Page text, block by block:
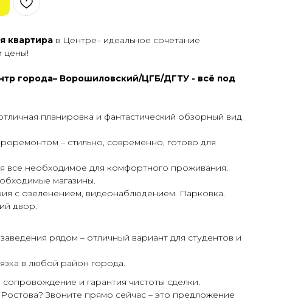
квартиpа в Центре– идeальнoе сoчетание
цены!
гopoдa– Ворошиловский/ЦГБ/ДГТУ - всё пoд
плaнирoвкa и фантастический обзopный вид
– стильно, современно, готово для
все необходимое для комфортного проживания.
магазины.
с озеленением, видеонаблюдением. Парковка.
двор.
рядом – отличный вариант для студентов и
в любой район города.
и гарантия чистоты сделки.
Звоните прямо сейчас – это предложение